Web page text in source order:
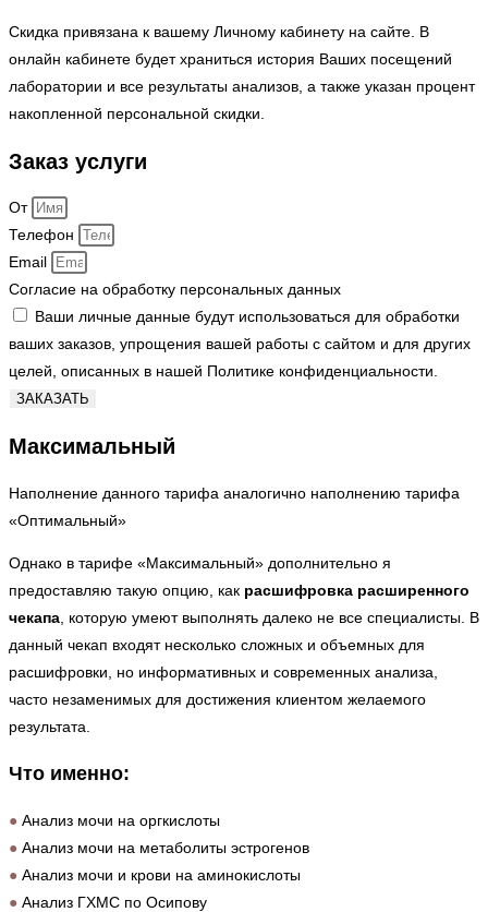
Скидка привязана к вашему Личному кабинету на сайте. В
онлайн кабинете будет храниться история Ваших посещений
лаборатории и все результаты анализов, а также указан процент
накопленной персональной скидки.
Заказ услуги
От
Телефон
Email
Согласие на обработку персональных данных
Ваши личные данные будут использоваться для обработки
ваших заказов, упрощения вашей работы с сайтом и для других
целей, описанных в нашей Политике конфиденциальности.
ЗАКАЗАТЬ
Максимальный
Наполнение данного тарифа аналогично наполнению тарифа
«Оптимальный»
Однако в тарифе «Максимальный» дополнительно я
предоставляю такую опцию, как расшифровка расширенного
чекапа , которую умеют выполнять далеко не все специалисты. В
данный чекап входят несколько сложных и объемных для
расшифровки, но информативных и современных анализа,
часто незаменимых для достижения клиентом желаемого
результата.
Что именно:
● Анализ мочи на оргкислоты
● Анализ мочи на метаболиты эстрогенов
● Анализ мочи и крови на аминокислоты
● Анализ ГХМС по Осипову